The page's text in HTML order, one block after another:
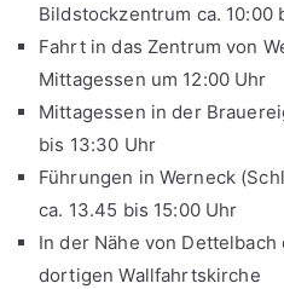
Bildstockzentrum ca. 10:00
Fahrt in das Zentrum von
Mittagessen um 12:00 Uhr
Mittagessen in der
bis 13:30 Uhr
Führungen in Werneck
ca. 13.45 bis 15:00 Uhr
In der Nähe von
dortigen Wallfahrtskirche